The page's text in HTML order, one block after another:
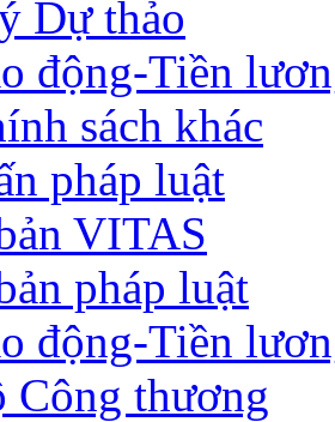
Dự thảo
động-Tiền
sách khác
pháp luật
VITAS
pháp luật
động-Tiền
Công thương